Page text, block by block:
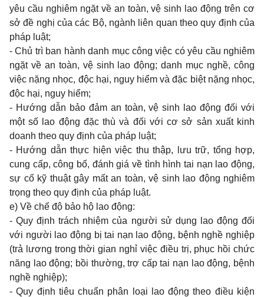
yêu cầu nghiêm ngặt về an toàn, vệ sinh lao động trên cơ
sở đề nghị của các Bộ, ngành liên quan theo quy định của
pháp luật;
- Chủ trì ban hành danh mục công việc có yêu cầu nghiêm
ngặt về an toàn, vệ sinh lao động; danh mục nghề, công
việc nặng nhọc, độc hại, nguy hiểm và đặc biệt nặng nhọc,
độc hại, nguy hiểm;
- Hướng dẫn bảo đảm an toàn, vệ sinh lao động đối với
một số lao động đặc thù và đối với cơ sở sản xuất kinh
doanh theo quy định của pháp luật;
- Hướng dẫn thực hiện việc thu thập, lưu trữ, tổng hợp,
cung cấp, công bố, đánh giá về tình hình tai nạn lao động,
sự cố kỹ thuật gây mất an toàn, vệ sinh lao động nghiêm
trọng theo quy định của pháp luật.
e) Về chế độ bảo hộ lao động:
- Quy định trách nhiệm của người sử dụng lao động đối
với người lao động bị tai nạn lao động, bệnh nghề nghiệp
(trả lương trong thời gian nghỉ việc điều trị, phục hồi chức
năng lao động; bồi thường, trợ cấp tai nạn lao động, bệnh
nghề nghiệp);
- Quy định tiêu chuẩn phân loại lao động theo điều kiện